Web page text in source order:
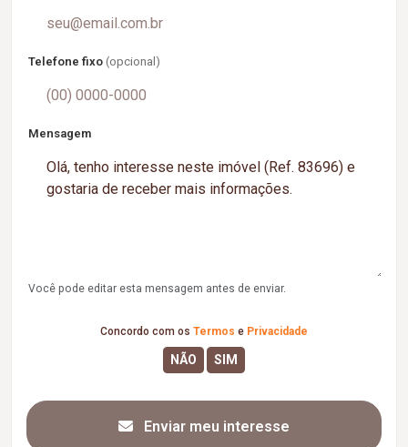
Telefone fixo (opcional)
Mensagem
Você pode editar esta mensagem antes de enviar.
Concordo com os Termos e Privacidade
Enviar meu interesse